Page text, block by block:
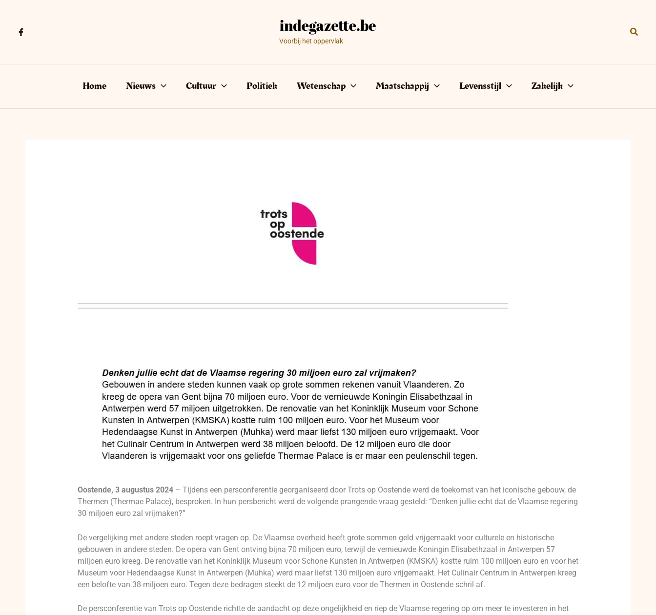
Voorbij het oppervlak
Home Nieuws Cultuur Politiek Wetenschap Maatschappij Levensstijl Zakelijk
Oostende, 3 augustus 2024– Tijdens een persconferentie georganiseerd door Trots op Oostende werd de toekomst van het iconische gebouw, de
Thermen (Thermae Palace), besproken. In hun persbericht werd de volgende prangende vraag gesteld: “Denken jullie echt dat de Vlaamse regering
30 miljoen euro zal vrijmaken?”
De vergelijking met andere steden roept vragen op. De Vlaamse overheid heeft grote sommen geld vrijgemaakt voor culturele en historische
gebouwen in andere steden. De opera van Gent ontving bijna 70 miljoen euro, terwijl de vernieuwde Koningin Elisabethzaal in Antwerpen 57
miljoen euro kreeg. De renovatie van het Koninklijk Museum voor Schone Kunsten in Antwerpen (KMSKA) kostte ruim 100 miljoen euro en voor het
Museum voor Hedendaagse Kunst in Antwerpen (Muhka) werd maar liefst 130 miljoen euro vrijgemaakt. Het Culinair Centrum in Antwerpen kreeg
een belofte van 38 miljoen euro. Tegen deze bedragen steekt de 12 miljoen euro voor de Thermen in Oostende schril af.
De persconferentie van Trots op Oostende richtte de aandacht op deze ongelijkheid en riep de Vlaamse regering op om meer te investeren in het